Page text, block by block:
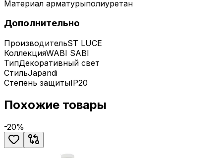
Материал арматурыполиуретан
Дополнительно
ПроизводительST LUCE
КоллекцияWABI SABI
ТипДекоративный свет
СтильJapandi
Степень защитыIP20
Похожие товары
-20%